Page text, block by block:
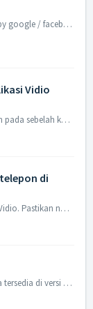
Q : Bagaimana caranya menggunakan login by google / facebook (single sign on) jika sudah terdaftar? A : Cara login menggunakan Google/Facebook ikuti langk...
Vidio
Buka Aplikasi Vidio pada Smartphone Klik icon pada sebelah kanan atas Pilih setting / pengaturan Cek pada menu Vers...
di
Kamu bisa mengubah data nomor telepon di Vidio. Pastikan nomor telepon yang digunakan belum terverifikasi dengan akun Vidio. Aplikasi Vidio Android - ...
Fitur untuk log out dari semua device ini hanya tersedia di versi desktop and web-mobile. Klik Nama Profil Anda di kanan atas (seperti yang ditunjukkan p...